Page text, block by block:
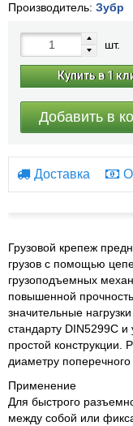
Производитель: Зубр
шт.
Купить в 1
Добавить в
Доставка
Грузовой крепеж
грузов с помощью
грузоподъемных
повышенной
значительные
стандарту DIN5299С и
простой конструкции.
диаметру
Применение
Для быстрого
между собой или